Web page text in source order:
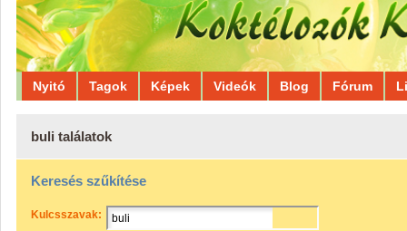
Nyitó Tagok Képek Videók Blog Fórum
buli találatok
Keresés szűkítése
Kulcsszavak: